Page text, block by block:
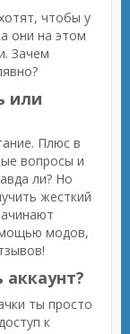
чтобы у
они на этом
Зачем
или
Плюс в
вопросы и
ли? Но
жесткий
модов,
ты просто
к